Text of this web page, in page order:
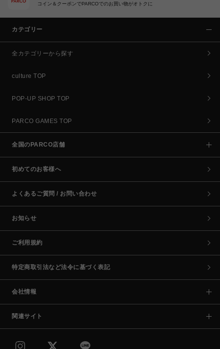
コイン＆クーポンでPARCOでのお買い物がオトクに
カテゴリー
全カテゴリーから探す
culture TOP
POP-UP SHOP TOP
PARCO GAMES TOP
全国のPARCO店舗
初めてのお客様へ
よくあるご質問 / お問い合わせ
お知らせ
ご利用規約
特定商取引法など法令に基づく表記
会社情報
関連サイト